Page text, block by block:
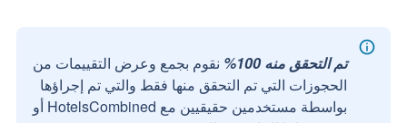
تم التحقق منه 100%
نقوم بجمع وعرض التقييمات من
الحجوزات التي تم التحقق منها فقط والتي تم إجراؤها
بواسطة مستخدمين حقيقيين مع HotelsCombined أو